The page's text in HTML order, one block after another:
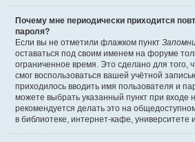
Почему мне периодически приходится
пароля?
Если вы не отметили флажком пункт
оставаться под своим именем на форуме
ограниченное время. Это сделано для того,
смог воспользоваться вашей учётной
приходилось вводить имя пользователя и
можете выбрать указанный пункт при входе
рекомендуется делать это на
в библиотеке, интернет-кафе, университете и